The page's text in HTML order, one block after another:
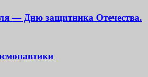
— Дню защитника Отечества.